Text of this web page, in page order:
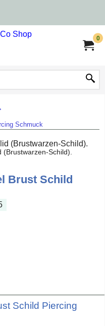
0
Schmuck
Schild).
Brust Schild
Schild Piercing